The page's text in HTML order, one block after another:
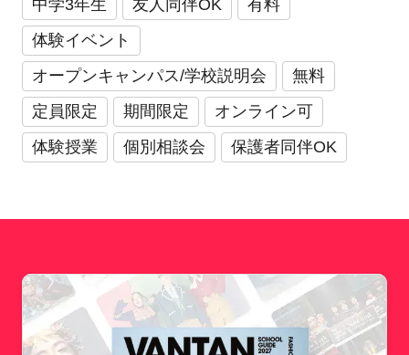
中学3年生 友人同伴OK
有料
体験イベント
オープンキャンパス/学校説明会
無料
定員限定
期間限定
オンライン可
体験授業
個別相談会 保護者同伴OK